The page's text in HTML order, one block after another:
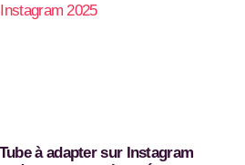
à adapter sur Instagram